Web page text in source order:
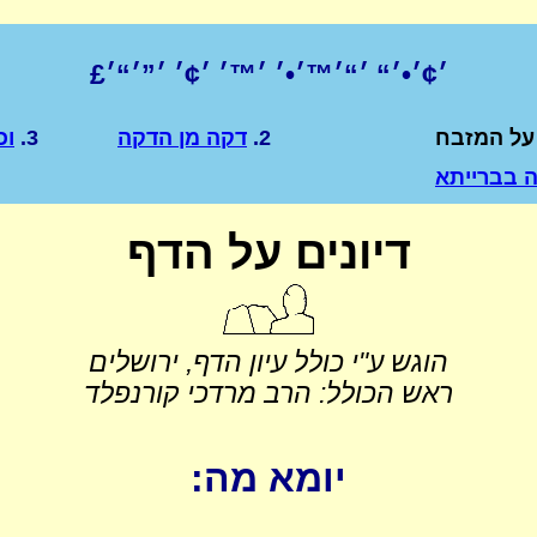
׳¢׳•׳“ ׳“׳™׳•׳ ׳™׳ ׳¢׳ ׳”׳“׳£
על המזבח 2. דקה מן הדקה 3.
בברייתא
דיונים על הדף
הוגש ע"י כולל עיון הדף, ירושלים
ראש הכולל: הרב מרדכי קורנפלד
יומא מה: